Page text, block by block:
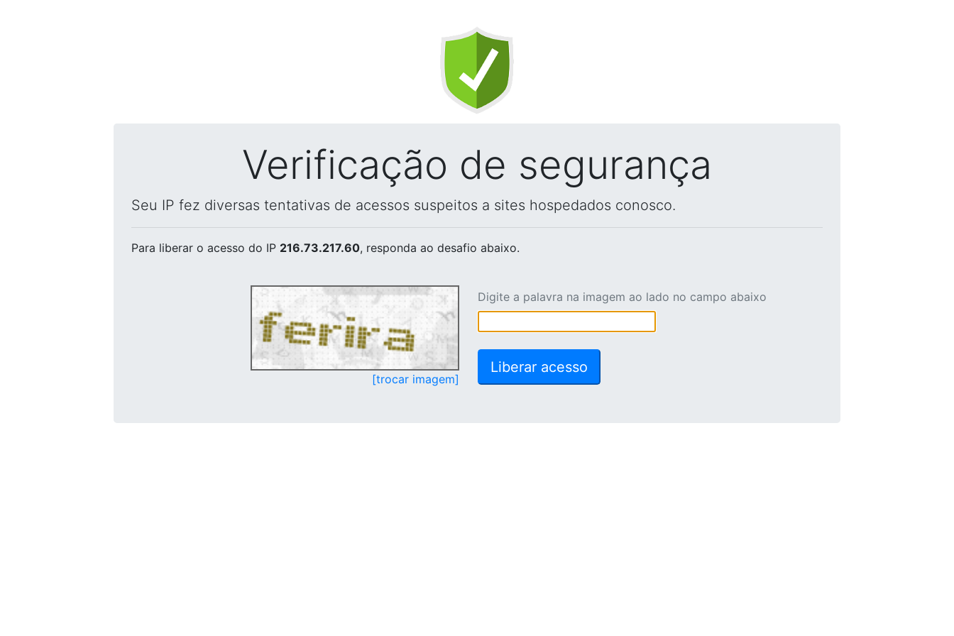
Verificação de segurança
Seu IP fez diversas tentativas de acessos suspeitos a sites hospedados conosco.
Para liberar o acesso do IP 216.73.217.60, responda ao desafio abaixo.
[trocar imagem]
Digite a palavra na imagem ao lado no campo abaixo